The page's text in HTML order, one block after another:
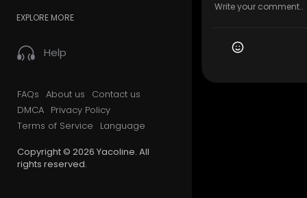
EXPLORE MORE
Help
FAQs About us
Contact us
DMCA Privacy Policy
Terms of Service
Language
Copyright © 2026 Yacoline. All
rights reserved.